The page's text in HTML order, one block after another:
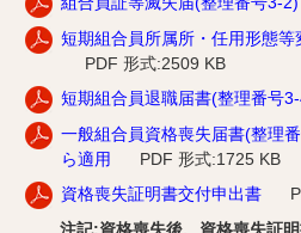
短期組合員所属所・任用形態
PDF 形式:2509 KB
短期組合員退職届書(整理番号
一般組合員資格喪失届書(整理
ら適用
PDF 形式:1725 KB
資格喪失証明書交付申出書
注記:資格喪失後、資格喪失証